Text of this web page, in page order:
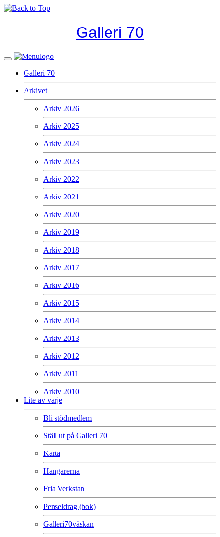
Galleri 70
Galleri 70
Arkivet
Arkiv 2026
Arkiv 2025
Arkiv 2024
Arkiv 2023
Arkiv 2022
Arkiv 2021
Arkiv 2020
Arkiv 2019
Arkiv 2018
Arkiv 2017
Arkiv 2016
Arkiv 2015
Arkiv 2014
Arkiv 2013
Arkiv 2012
Arkiv 2011
Arkiv 2010
Lite av varje
Bli stödmedlem
Ställ ut på Galleri 70
Karta
Hangarerna
Fria Verkstan
Penseldrag (bok)
Galleri70väskan